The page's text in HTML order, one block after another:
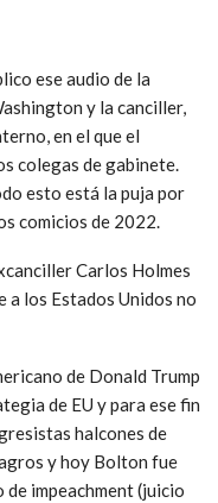
ese audio de la
y la canciller,
en el que el
colegas de gabinete.
esto está la puja por
comicios de 2022.
Carlos Holmes
los Estados Unidos no
de Donald Trump
de EU y para ese fin
halcones de
y hoy Bolton fue
impeachment (juicio